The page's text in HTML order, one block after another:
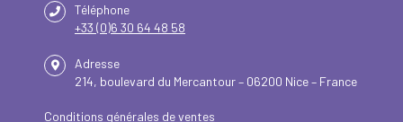
Téléphone
+33 (0)6 30 64 48 58
Adresse
214, boulevard du Mercantour – 06200 Nice – France
Conditions générales de ventes